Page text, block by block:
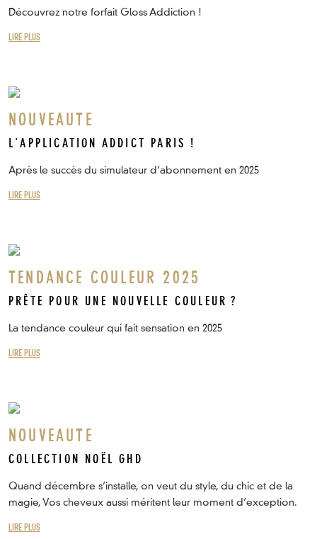
Découvrez notre forfait Gloss Addiction !
LIRE PLUS
NOUVEAUTE
L'APPLICATION ADDICT PARIS !
Après le succès du simulateur d’abonnement en 2025
LIRE PLUS
TENDANCE COULEUR 2025
PRÊTE POUR UNE NOUVELLE COULEUR ?
La tendance couleur qui fait sensation en 2025
LIRE PLUS
NOUVEAUTE
COLLECTION NOËL GHD
Quand décembre s’installe, on veut du style, du chic et de la
magie, Vos cheveux aussi méritent leur moment d’exception.
LIRE PLUS